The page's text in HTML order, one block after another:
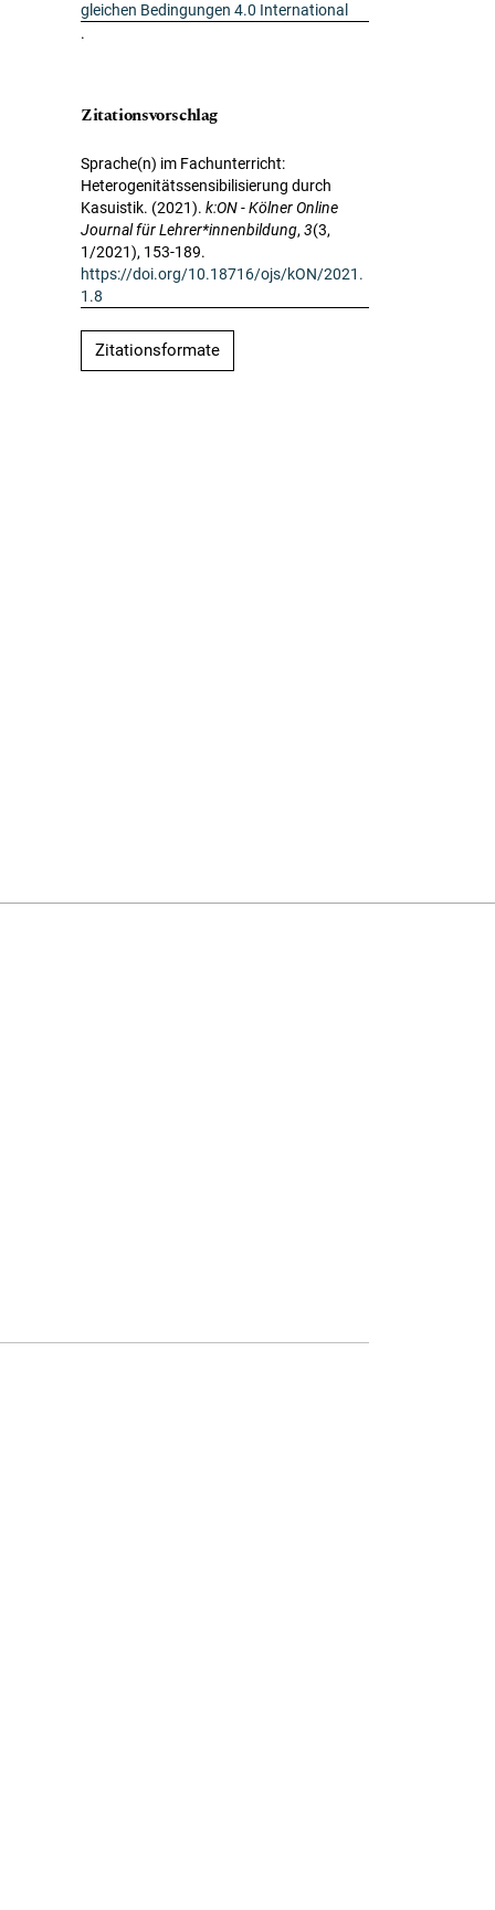
gleichen Bedingungen 4.0 International
.
Zitationsvorschlag
Sprache(n) im Fachunterricht:
Heterogenitätssensibilisierung durch
Kasuistik. (2021). k:ON - Kölner Online
Journal für Lehrer*innenbildung, 3(3,
1/2021), 153-189.
https://doi.org/10.18716/ojs/kON/2021.
1.8
Zitationsformate